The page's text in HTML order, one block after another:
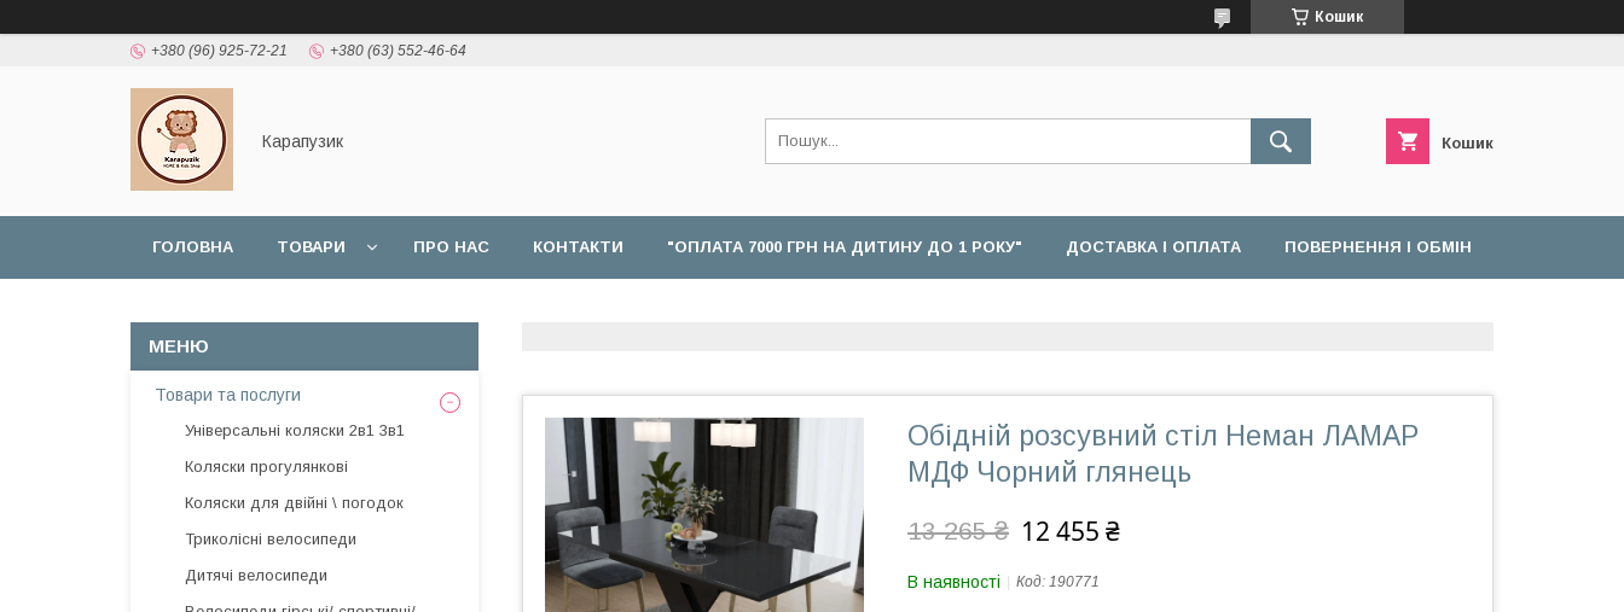
Кошик
+380 (96) 925-72-21 +380 (63) 552-46-64
Карапузик Кошик
ГОЛОВНА ТОВАРИ ПРО НАС КОНТАКТИ "ОПЛАТА 7000 ГРН НА ДИТИНУ ДО 1 РОКУ" ДОСТАВКА І ОПЛАТА ПОВЕРНЕННЯ І ОБМІН
Обідній розсувний стіл Неман ЛАМАР
МДФ Чорний глянець
13 265 ₴ 12 455 ₴
В наявності Код: 190771
Товари та послуги
Універсальні коляски 2в1 3в1
Коляски прогулянкові
Коляски для двійні \ погодок
Триколісні велосипеди
Дитячі велосипеди